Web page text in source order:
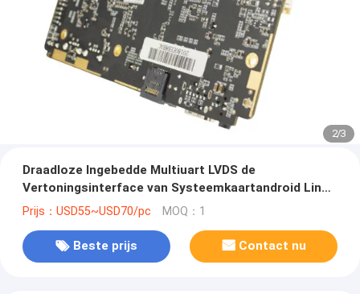
2/3
Draadloze Ingebedde Multiuart LVDS de
Vertoningsinterface van Systeemkaartandroid Linux
OS
Prijs：USD55~USD70/pc MOQ：1
Beste prijs Contact nu